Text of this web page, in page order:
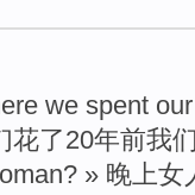
we spent
花了20年前我
» 晚上女